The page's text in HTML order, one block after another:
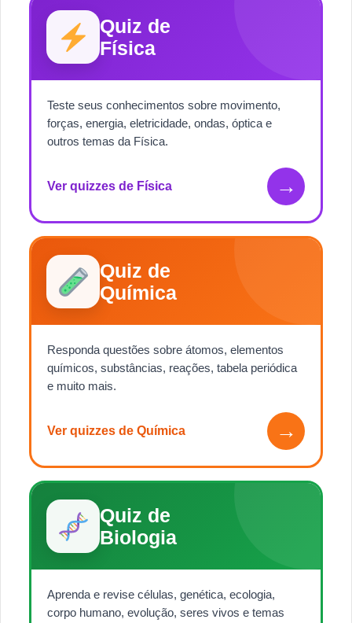
Quiz de
Física
Teste seus conhecimentos sobre movimento,
forças, energia, eletricidade, ondas, óptica e
outros temas da Física.
Ver quizzes de Física →
Quiz de
Química
Responda questões sobre átomos, elementos
químicos, substâncias, reações, tabela periódica
e muito mais.
Ver quizzes de Química →
Quiz de
Biologia
Aprenda e revise células, genética, ecologia,
corpo humano, evolução, seres vivos e temas